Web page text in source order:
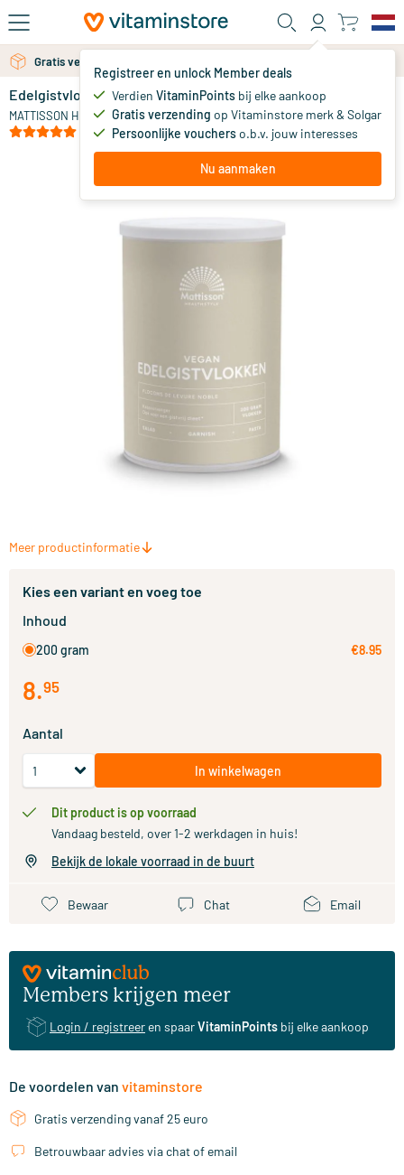
Ga naar de hoofdinhoud
Registreer en unlock Member deals
Verdien VitaminPoints bij elke aankoop
Gratis verzending op Vitaminstore merk & Solgar
Persoonlijke voucherso.b.v. jouw interesses
Nu aanmaken
Gratis verzending vanaf 25 euro
Gratis persoonlijk advies via chat of email
Edelgistvlokken
MATTISSON HEALTHSTYLE
8.
Meer productinformatie
Kies een variant en voeg toe
Inhoud
200 gram €8.95
8.95
Aantal
In winkelwagen
Dit product is op voorraad
Vandaag besteld, over 1-2 werkdagen in huis!
Bekijk de lokale voorraad in de buurt
Bewaar Chat Email
Members krijgen meer
Login / registreer en spaarVitaminPoints bij elke aankoop
De voordelen van vitaminstore
Gratis verzending vanaf 25 euro
Betrouwbaar advies via chat of email